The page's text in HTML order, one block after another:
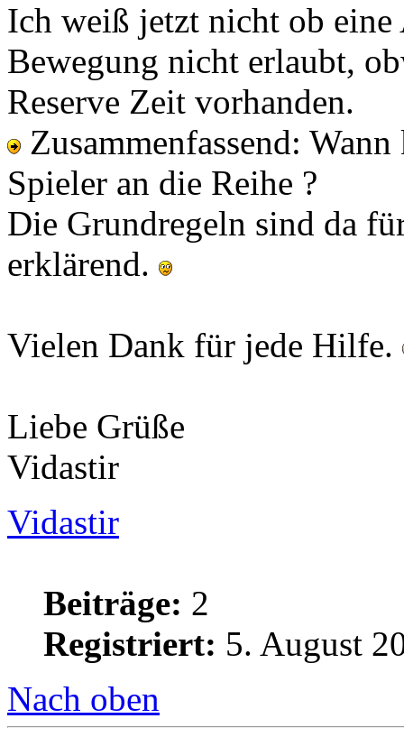
Ich weiß jetzt nicht ob
Bewegung nicht erlaubt,
Reserve Zeit vorhanden.
Zusammenfassend:
Spieler an die Reihe ?
Die Grundregeln sind da
erklärend.
Vielen Dank für jede Hilfe.
Liebe Grüße
Vidastir
Vidastir
Beiträge: 2
Registriert: 5. August
Nach oben